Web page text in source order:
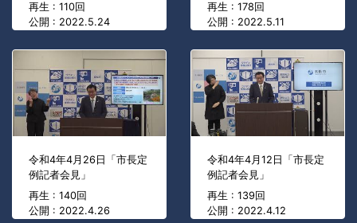
再生 : 110回
公開 : 2022.5.24
再生 : 178回
公開 : 2022.5.11
令和4年4月26日「市長定
例記者会見」
再生 : 140回
公開 : 2022.4.26
令和4年4月12日「市長定
例記者会見」
再生 : 139回
公開 : 2022.4.12